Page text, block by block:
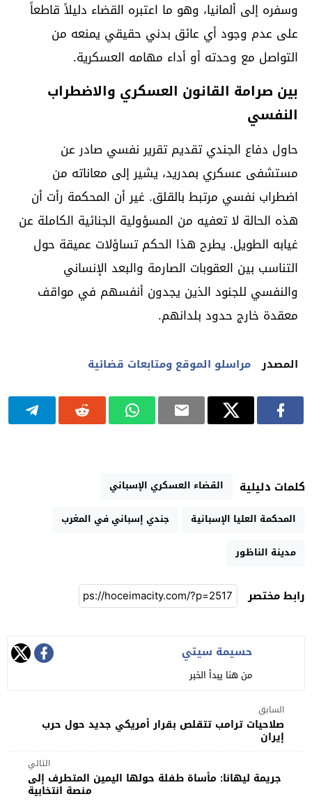
وسفره إلى ألمانيا، وهو ما اعتبره القضاء دليلاً قاطعاً
على عدم وجود أي عائق بدني حقيقي يمنعه من
التواصل مع وحدته أو أداء مهامه العسكرية.
بين صرامة القانون العسكري والاضطراب
النفسي
حاول دفاع الجندي تقديم تقرير نفسي صادر عن
مستشفى عسكري بمدريد، يشير إلى معاناته من
اضطراب نفسي مرتبط بالقلق. غير أن المحكمة رأت أن
هذه الحالة لا تعفيه من المسؤولية الجنائية الكاملة عن
غيابه الطويل. يطرح هذا الحكم تساؤلات عميقة حول
التناسب بين العقوبات الصارمة والبعد الإنساني
والنفسي للجنود الذين يجدون أنفسهم في مواقف
معقدة خارج حدود بلدانهم.
المصدر مراسلو الموقع ومتابعات قضائية
كلمات دليلية
القضاء العسكري الإسباني
المحكمة العليا الإسبانية
جندي إسباني في المغرب
مدينة الناظور
رابط مختصر
حسيمة سيتي
من هنا يبدأ الخبر
السابق
صلاحيات ترامب تتقلص بقرار أمريكي جديد حول حرب
إيران
التالي
جريمة ليهانا: مأساة طفلة حولها اليمين المتطرف إلى
منصة انتخابية